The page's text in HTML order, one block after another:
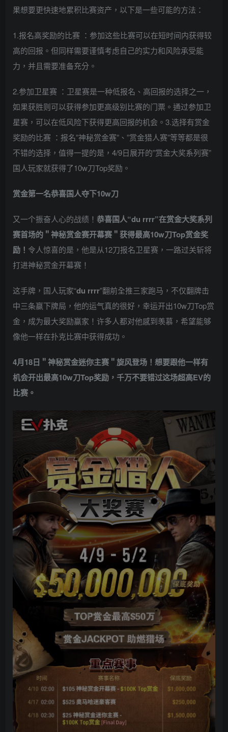
果想要更快速地累积比赛资产，以下是一些可能的方法：
1.报名高奖励的比赛 ：参加这些比赛可以在短时间内获得较
高的回报。但同样需要谨慎考虑自己的实力和风险承受能
力，并且需要准备充分。
2.参加卫星赛 ：卫星赛是一种低报名、高回报的选择之一，
如果获胜则可以获得参加更高级别比赛的门票。通过参加卫
星赛，可以在低风险下获得更高回报的机会。3.选择有赏金
奖励的比赛 ：报名”神秘赏金赛”、”赏金猎人赛”等等都是很
不错的选择，值得一提的是，4/9日展开的”赏金大奖系列赛”
国人玩家就获得了10w刀Top奖励。
赏金第一名恭喜国人夺下10w刀
又一个振奋人心的战绩！ 恭喜国人“du rrrr”在赏金大奖系列
赛首场的＂神秘赏金赛开幕赛＂获得最高10w刀Top赏金奖
励！ 令人惊喜的是，他是从12刀报名卫星赛，一路过关斩将
打进神秘赏金开幕赛！
这手牌，国人玩家“du rrrr”翻前全推三家跑马，不仅翻牌击
中三条赢下牌局，他的运气真的很好，幸运开出10w刀Top赏
金，成为最大奖励赢家！许多人都对他感到羡慕，希望能够
像他一样在扑克比赛中获得成功。
4月18日＂神秘赏金迷你主赛＂旋风登场！想要跟他一样有
机会开出最高10w刀Top奖励，千万不要错过这场超高EV的
比赛。